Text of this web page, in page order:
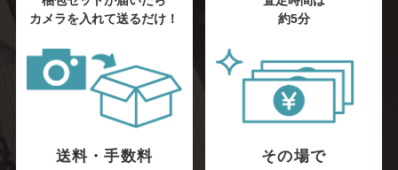
カメラを入れて送るだけ！
送料・手数料
約5分
その場で